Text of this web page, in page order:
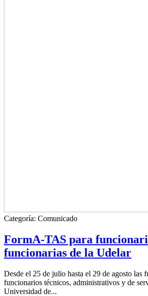
Categoría: Comunicado
FormA-TAS para
funcionarias de la Udelar
Desde el 25 de julio hasta el 29 de agosto las
funcionarios técnicos, administrativos y de
Universidad de...